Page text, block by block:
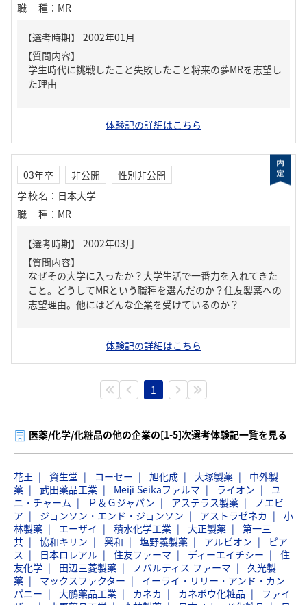
職種 ： MR
【質問内容】
学生時代に挑戦したこと失敗したこと将来の夢MRを志望し
た理由
体験記の詳細はこちら
03年卒 非公開
性別非公開
学校名 ： 日本大学
職種 ： MR
【質問内容】
なぜその大学に入ったか？大学生活で一番力を入れてきた
こと。どうしてMRという職種を選んだのか？住友製薬への
志望理由。他にはどんな企業を受けているのか？
体験記の詳細はこちら
1
医薬/化学/化粧品の他の企業の[1-5]次選考体験記一覧を見る
花王 資生堂 コーセー 旭化成 大塚製薬
中外製
薬
武田薬品工業 Meiji Seikaファルマ ライオン
ユ
ニ・チャーム
Ｐ＆Ｇジャパン アステラス製薬
ノエビ
ア
ジョンソン・エンド・ジョンソン アストラゼネカ
小
林製薬
エーザイ 積水化学工業 大正製薬
第一三
共
協和キリン 興和 塩野義製薬 アルビオン
ピア
ス
日本ロレアル 住友ファーマ ディーエイチシー
住
友化学
田辺三菱製薬 ノバルティス ファーマ
久光製
薬
マックスファクター
イーライ・リリー・アンド・カン
パニー
大鵬薬品工業 カネカ カネボウ化粧品
ファイ